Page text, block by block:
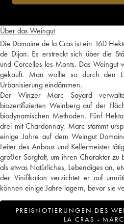
Über das Weingut
Die Domaine de la Cras ist ein 160
de Dijon. Es erstreckt sich über die
und Corcelles-les-Monts. Das Weingut
gekauft. Man wollte so durch den
Urbanisierung eindämmen.
Der Winzer Marc Soyard
biozertifizierten Weinberg auf der
biodynamischen Methoden. Fünf
drei mit Chardonnay. Marc stammt
einige Jahre auf dem Weingut
Leiter des Anbaus und Kellermeister
großer Sorgfalt, um ihren Charakter
als etwas Natürliches, Lebendiges an,
der Vinifikation verzichtet er auf
können einige Jahre lagern, bevor sie
PREISNOTIERUNGEN DES
LA CRAS -